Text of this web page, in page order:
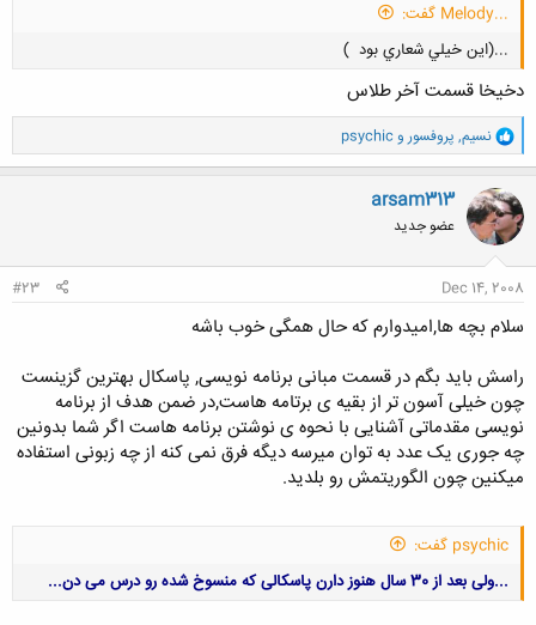
...Melody گفت:
...(اين خيلي شعاري بود )
دخیخا قسمت آخر طلاس
و
ا
ک
ن
ش
ه
ا
نسیم, پروفسور و psychic
arsam313
عضو جدید
Dec 14, 2008
#23
سلام بچه ها,امیدوارم که حال همگی خوب باشه
راسش باید بگم در قسمت مبانی برنامه نویسی, پاسکال بهترین گزینست
چون خیلی آسون تر از بقیه ی برتامه هاست,در ضمن هدف از برنامه
نویسی مقدماتی آشنایی با نحوه ی نوشتن برنامه هاست اگر شما بدونین
چه جوری یک عدد به توان میرسه دیگه فرق نمی کنه از چه زبونی استفاده
میکنین چون الگوریتمش رو بلدید.
psychic گفت:
...ولی بعد از 30 سال هنوز دارن پاسکالی که منسوخ شده رو درس می دن...